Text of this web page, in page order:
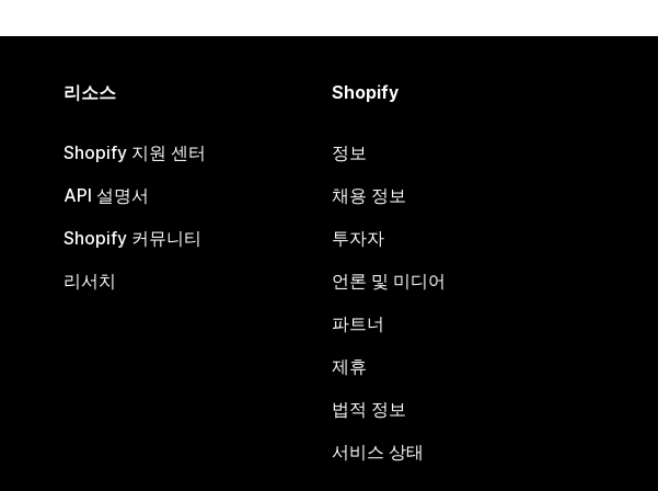
리소스
Shopify 지원 센터
API 설명서
Shopify 커뮤니티
리서치
Shopify
정보
채용 정보
투자자
언론 및 미디어
파트너
제휴
법적 정보
서비스 상태